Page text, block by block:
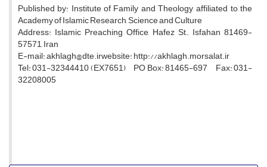
Published by: Institute of Family and Theology, affiliated to the
Academy of Islamic Research, Science and Culture
Address: Islamic Preaching Office, Hafez St., Isfahan 81469-
57571, Iran
E-mail: akhlagh@dte.irwebsite: http://akhlagh.morsalat.ir
Tel: 031-32344410 (EX7651) PO Box: 81465-697 Fax: 031-
32208005